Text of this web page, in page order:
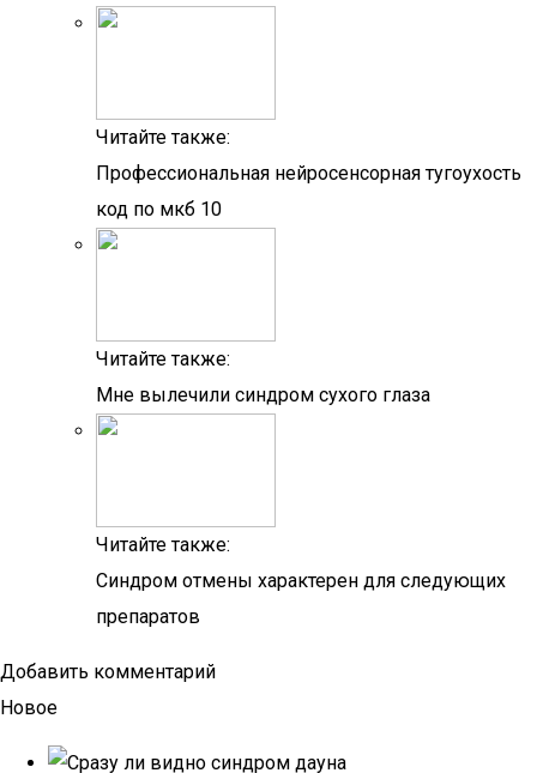
Читайте также:
Профессиональная нейросенсорная тугоухость
код по мкб 10
Читайте также:
Мне вылечили синдром сухого глаза
Читайте также:
Синдром отмены характерен для следующих
препаратов
Добавить комментарий
Новое